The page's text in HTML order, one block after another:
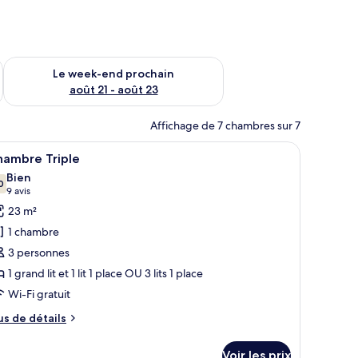
août 14 - août 16
Le week-end prochain
août 21 - août 23
Vérifier la disponibilité pour le week-end prochain août 21 -
Affichage de 7 chambres sur 7
grand lit, des tables de chevet, un banc et des lampes fixées au mur.
:
Une chambre d’hôtel avec deux lits, un
5 Triple
sur 10
Bien
9 avis
(9 avis)
23 m²
1 chambre
3 personnes
1 grand lit et 1 lit 1 place OU 3 lits 1 place
Wi-Fi gratuit
de détails